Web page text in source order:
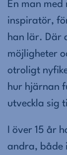
En man
inspiratör,
han lär. Där
möjligheter
otroligt
hur hjärnan
utveckla sig
I över 15 år
andra, både